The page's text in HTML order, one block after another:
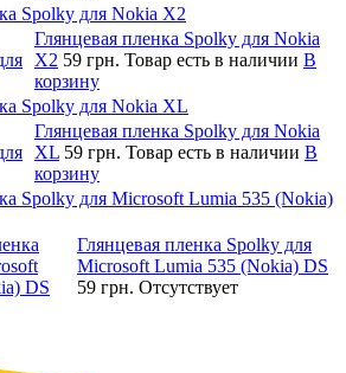
Spolky для Nokia X2
Глянцевая пленка Spolky для Nokia
X2 59 грн. Товар есть в наличии В
корзину
Spolky для Nokia XL
Глянцевая пленка Spolky для Nokia
XL 59 грн. Товар есть в наличии В
корзину
Spolky для Microsoft Lumia 535 (Nokia)
Глянцевая пленка Spolky для
Microsoft Lumia 535 (Nokia) DS
59 грн. Отсутствует